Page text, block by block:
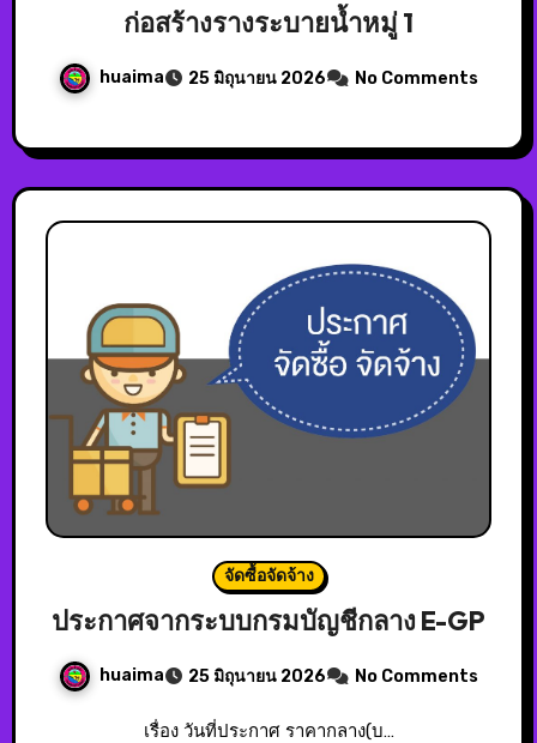
ก่อสร้างรางระบายน้ำหมู่ 1
huaima 25 มิถุนายน 2026 No Comments
จัดซื้อจัดจ้าง
ประกาศจากระบบกรมบัญชีกลาง E-GP
huaima 25 มิถุนายน 2026 No Comments
เรื่อง วันที่ประกาศ ราคากลาง(บ…